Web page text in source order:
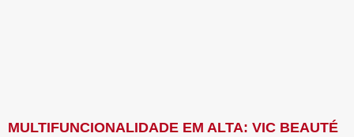
MULTIFUNCIONALIDADE EM ALTA: VIC BEAUTÉ